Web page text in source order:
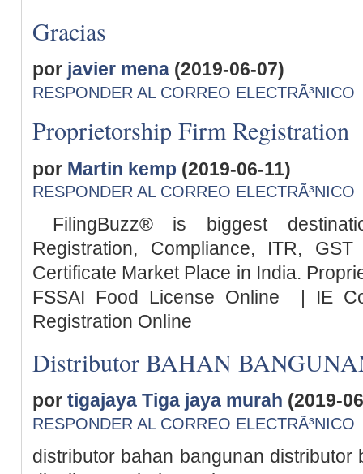
Gracias
por javier mena (2019-06-07)
RESPONDER AL CORREO ELECTRÃ³NICO
Proprietorship Firm Registration
por Martin kemp (2019-06-11)
RESPONDER AL CORREO ELECTRÃ³NICO
FilingBuzz® is biggest
Registration, Compliance, ITR,
Certificate Market Place in India.
FSSAI Food License Online | IE
Registration Online
Distributor BAHAN
por tigajaya Tiga jaya murah (2019-
RESPONDER AL CORREO ELECTRÃ³NICO
distributor bahan bangunan distributor